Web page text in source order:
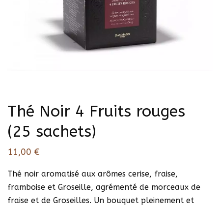
Thé Noir 4 Fruits rouges
(25 sachets)
11,00 €
Thé noir aromatisé aux arômes cerise, fraise,
framboise et Groseille, agrémenté de morceaux de
fraise et de Groseilles. Un bouquet pleinement et